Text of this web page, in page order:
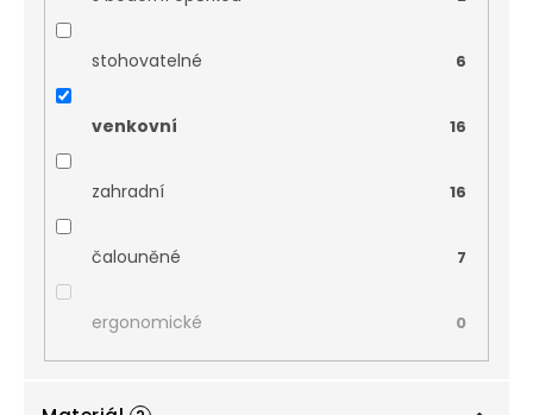
stohovatelné 6
venkovní 16
zahradní 16
čalouněné 7
ergonomické 0